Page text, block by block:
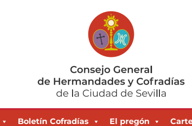
Boletín Cofradías El pregón